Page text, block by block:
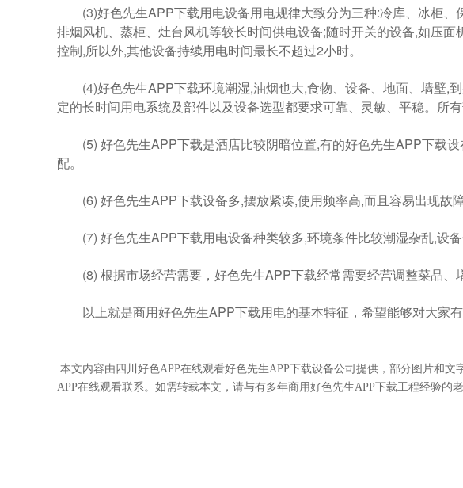
(3)好色先生APP下载用电设备用电规律大致分为三种:冷库、冰柜、
排烟风机、蒸柜、灶台风机等较长时间供电设备;随时开关的设备,如压面机
控制,所以外,其他设备持续用电时间最长不超过2小时。
(4)好色先生APP下载环境潮湿,油烟也大,食物、设备、地面、
定的长时间用电系统及部件以及设备选型都要求可靠、灵敏、平稳。所
(5) 好色先生APP下载是酒店比较阴暗位置,有的好色先生APP下载设在地
配。
(6) 好色先生APP下载设备多,摆放紧凑,使用频率高,而且容易出现故障,
(7) 好色先生APP下载用电设备种类较多,环境条件比较潮湿杂乱,设备使
(8) 根据市场经营需要，好色先生APP下载经常需要经营调整菜品、增
以上就是商用好色先生APP下载用电的基本特征，希望能够对大家有所帮
本文内容由四川好色APP在线观看好色先生APP下载设备公司 提供，部分图片和
APP在线观看联系。如需转载本文，请与有多年商用好色先生APP下载工程经验的